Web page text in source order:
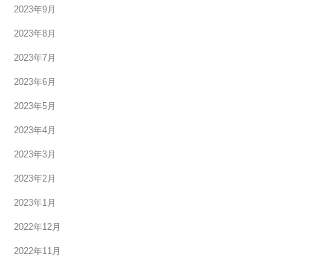
2023年9月
2023年8月
2023年7月
2023年6月
2023年5月
2023年4月
2023年3月
2023年2月
2023年1月
2022年12月
2022年11月